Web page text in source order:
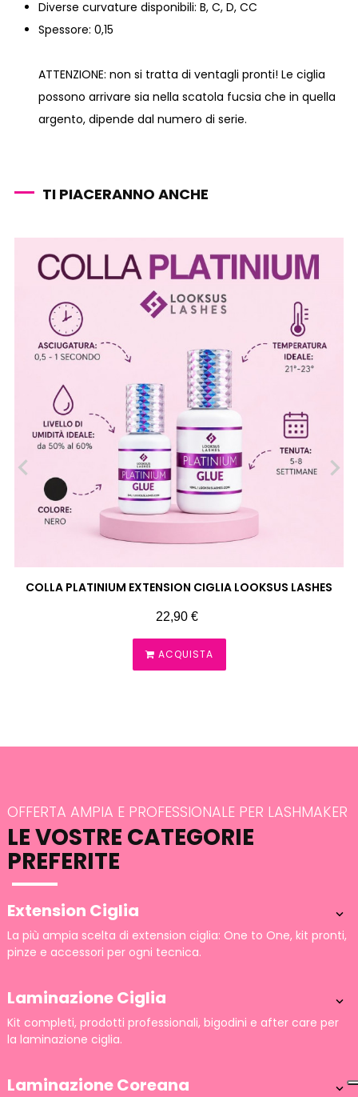
Diverse curvature disponibili: B, C, D, CC
Spessore: 0,15
ATTENZIONE: non si tratta di ventagli pronti! Le ciglia
possono arrivare sia nella scatola fucsia che in quella
argento, dipende dal numero di serie.
TI PIACERANNO ANCHE
COLLA PLATINIUM EXTENSION CIGLIA LOOKSUS LASHES
Prezzo
22,90 €
ACQUISTA
OFFERTA AMPIA E PROFESSIONALE PER LASHMAKER
LE VOSTRE CATEGORIE
PREFERITE
Extension Ciglia 
La più ampia scelta di extension ciglia: One to One, kit pronti,
pinze e accessori per ogni tecnica.
Laminazione Ciglia 
Kit completi, prodotti professionali, bigodini e after care per
la laminazione ciglia.
Laminazione Coreana 